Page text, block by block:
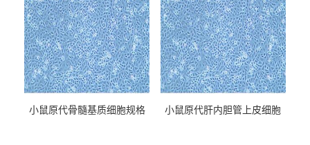
小鼠原代骨髓基质细胞规格
小鼠原代肝内胆管上皮细胞